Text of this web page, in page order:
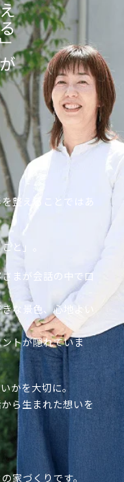
整えることではあ
と」。
まが会話の中で口
な景色、心地よい
トが隠れていま
かを大切に。
ら生まれた想いを
家づくりです。